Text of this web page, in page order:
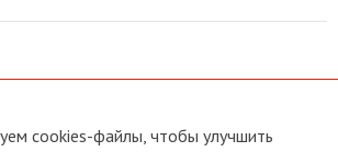
Прямая связь с
cookies-файлы, чтобы улучшить